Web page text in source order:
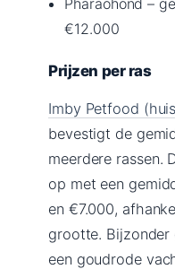
€12.000
Prijzen per ras
Imby Petfood
bevestigt de
meerdere rassen.
op met een
en €7.000,
grootte. Bijzonder
een goudrode